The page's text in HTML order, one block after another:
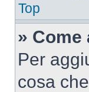
Top
»
Per
cosa